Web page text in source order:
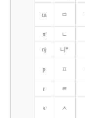
m ㅁ
n ㄴ
nj 니*
p ㅍ
r ㄹ
s ㅅ